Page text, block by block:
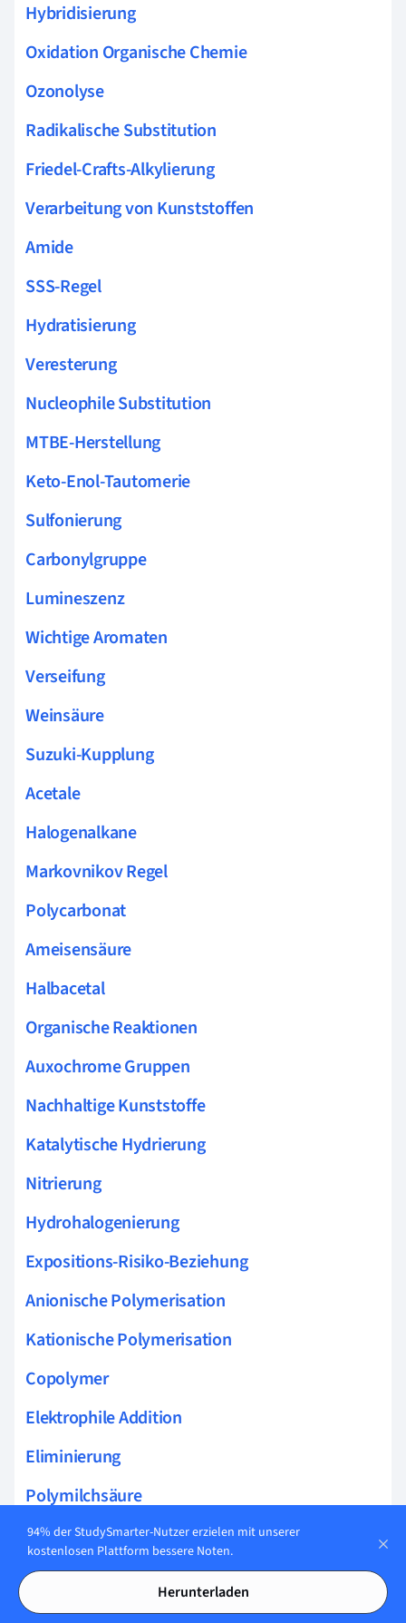
Hybridisierung
Oxidation Organische Chemie
Ozonolyse
Radikalische Substitution
Friedel-Crafts-Alkylierung
Verarbeitung von Kunststoffen
Amide
SSS-Regel
Hydratisierung
Veresterung
Nucleophile Substitution
MTBE-Herstellung
Keto-Enol-Tautomerie
Sulfonierung
Carbonylgruppe
Lumineszenz
Wichtige Aromaten
Verseifung
Weinsäure
Suzuki-Kupplung
Acetale
Halogenalkane
Markovnikov Regel
Polycarbonat
Ameisensäure
Halbacetal
Organische Reaktionen
Auxochrome Gruppen
Nachhaltige Kunststoffe
Katalytische Hydrierung
Nitrierung
Hydrohalogenierung
Expositions-Risiko-Beziehung
Anionische Polymerisation
Kationische Polymerisation
Copolymer
Elektrophile Addition
Eliminierung
Polymilchsäure
Chromophor
Hückel-Regel
Konjugierte Doppelbindung
94% der StudySmarter-Nutzer erzielen mit unserer
kostenlosen Plattform bessere Noten.
Herunterladen